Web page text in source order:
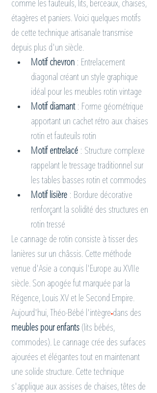
comme les fauteuils, lits, berceaux, chaises,
étagères et paniers. Voici quelques motifs
de cette technique artisanale transmise
depuis plus d'un siècle.
Motif chevron : Entrelacement
diagonal créant un style graphique
idéal pour les meubles rotin vintage
Motif diamant : Forme géométrique
apportant un cachet rétro aux chaises
rotin et fauteuils rotin
Motif entrelacé : Structure complexe
rappelant le tressage traditionnel sur
les tables basses rotin et commodes
Motif lisière : Bordure décorative
renforçant la solidité des structures en
rotin tressé
Le cannage de rotin consiste à tisser des
lanières sur un châssis. Cette méthode
venue d'Asie a conquis l'Europe au XVIIe
siècle. Son apogée fut marquée par la
Régence, Louis XV et le Second Empire.
Aujourd'hui, Théo-Bébé l'intègre dans des
meubles pour enfants (lits bébés,
commodes). Le cannage crée des surfaces
ajourées et élégantes tout en maintenant
une solide structure. Cette technique
s'applique aux assises de chaises, têtes de